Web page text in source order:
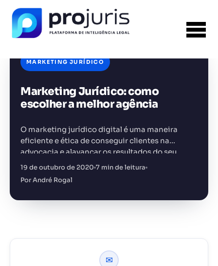
MARKETING JURÍDICO
Marketing Jurídico: como
escolher a melhor agência
O marketing jurídico digital é uma maneira
eficiente e ética de conseguir clientes na
advocacia e alavancar os resultados do seu
escritório
19 de outubro de 2020 7 min de leitura
Por André Rogal
✉
FERRAMENTA RECOMENDADA PARA ESTE
CONTEÚDO
Gestão de Contratos
+14.000 juristas